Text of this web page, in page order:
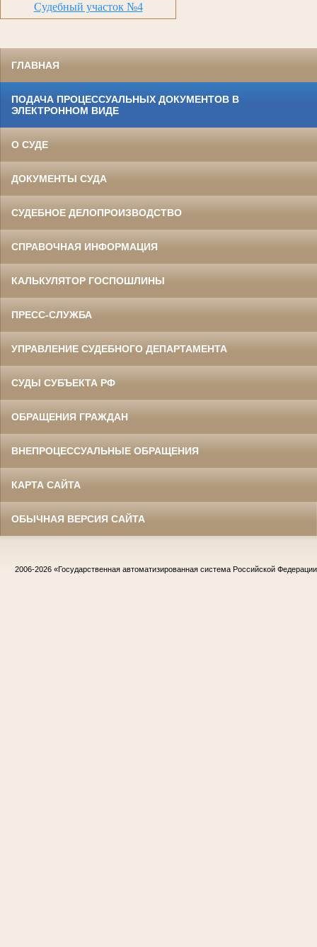
Судебный участок №4
ГЛАВНАЯ
ПОДАЧА ПРОЦЕССУАЛЬНЫХ ДОКУМЕНТОВ В
ЭЛЕКТРОННОМ ВИДЕ
О СУДЕ
ДОКУМЕНТЫ СУДА
СУДЕБНОЕ ДЕЛОПРОИЗВОДСТВО
СПРАВОЧНАЯ ИНФОРМАЦИЯ
КАЛЬКУЛЯТОР ГОСПОШЛИНЫ
ПРЕСС-СЛУЖБА
УПРАВЛЕНИЕ СУДЕБНОГО ДЕПАРТАМЕНТА
СУДЫ СУБЪЕКТА РФ
ОБРАЩЕНИЯ ГРАЖДАН
ВНЕПРОЦЕССУАЛЬНЫЕ ОБРАЩЕНИЯ
КАРТА САЙТА
ОБЫЧНАЯ ВЕРСИЯ САЙТА
2006-2026 «Государственная автоматизированная система Российской